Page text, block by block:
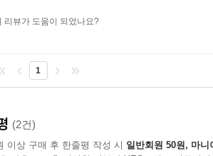
리뷰가 도움이 되었나요?
1
(2건)
이상 구매 후 한줄평 작성 시 일반회원 50원, 마니